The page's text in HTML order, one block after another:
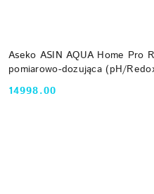
Aseko ASIN AQUA Home Pro
pomiarowo-dozująca (pH/
Cena:
14998.00